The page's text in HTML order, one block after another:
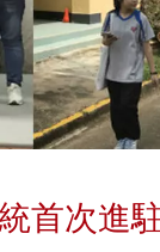
首次進